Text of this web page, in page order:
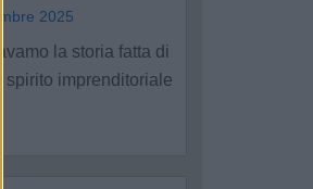
2025
la storia fatta di
spirito imprenditoriale